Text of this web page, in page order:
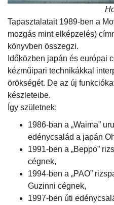
Tapasztalatait 1989-ben a
mozgás mint elképzelés)
könyvben összegzi.
Időközben japán és európai
kézműipari technikákkal
örökségét. De az új
készleteibe.
Így születnek:
1986-ban a „Waima”
edénycsalád a japán
1991-ben a „Beppo”
cégnek,
1994-ben a „PAO”
Guzinni cégnek,
1997-ben úti